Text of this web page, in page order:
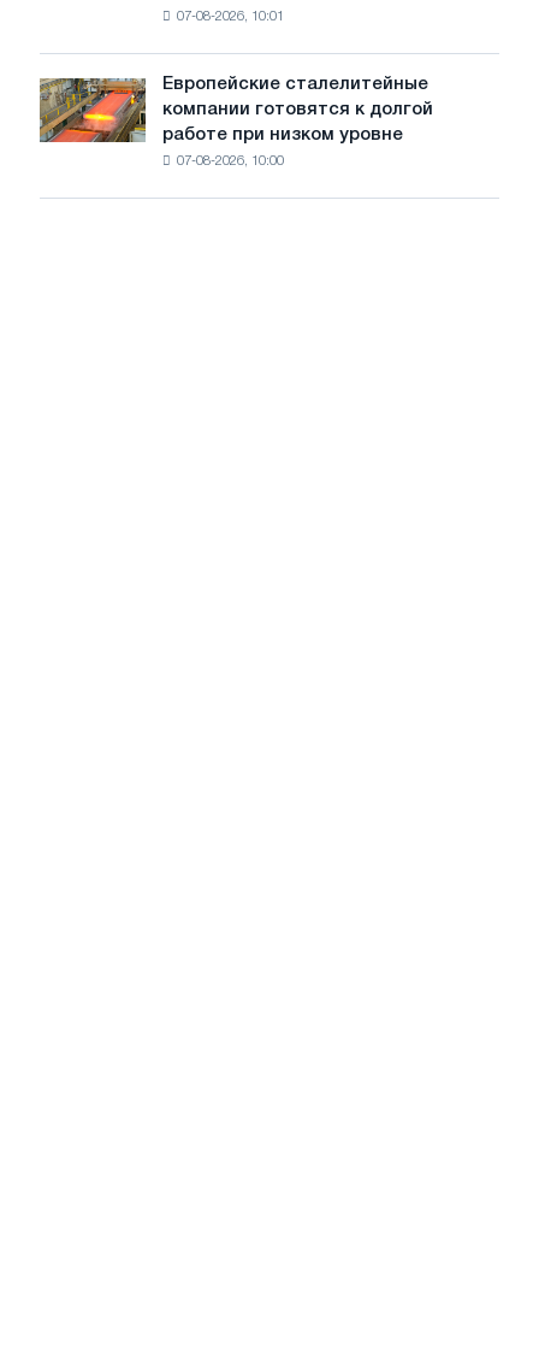
стран
рынке
стали
на
07-08-2026, 10:01
Европейские
сталелитейные
компании
Европейские сталелитейные
компании готовятся к долгой
работе при низком уровне
07-08-2026, 10:00